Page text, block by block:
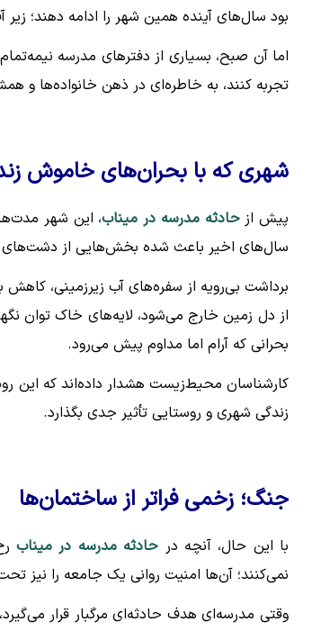
بود سال‌های آینده همین شهر را ادامه دهند؛
اما آن صبح، بسیاری از دفترهای مدرسه
تجربه کنند، به خاطره‌ای در ذهن خانواده‌ها و
شهری که با بحران‌های خاموش
پیش ازحادثه مدرسه در میناب، این شهر
سال‌های اخیر باعث شده بخش‌هایی از
برداشت بی‌رویه از سفره‌های آب زیرزمینی،
از دل زمین خارج می‌شود، لایه‌های خاک توان
بحرانی که آرام اما مداوم پیش می‌رود.
کارشناسان محیط‌زیست هشدار داده‌اند که این
زندگی شهری و روستایی تأثیر جدی بگذارد.
جنگ؛ زخمی فراتر از ساختمان‌ها
با این حال، آنچه در حادثه مدرسه در میناب
نمی‌کنند؛ آن‌ها امنیت روانی یک جامعه را نیز
وقتی مدرسه‌ای هدف حادثه‌ای مرگبار قرار